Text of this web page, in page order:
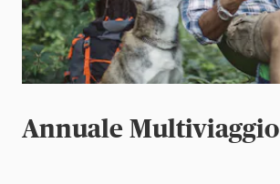
Annuale Multiviaggio